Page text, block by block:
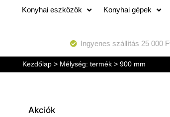
Konyhai eszközök Konyhai gépek
Ingyenes szállítás 25 000
Kezdőlap> Mélység: termék > 900 mm
Akciók